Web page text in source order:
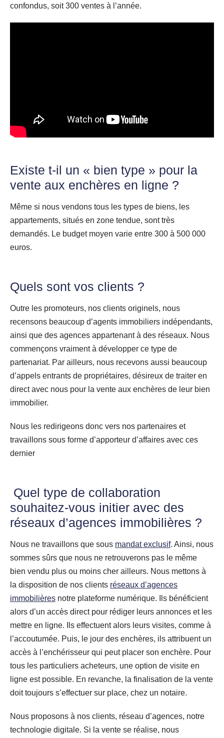
confondus, soit 300 ventes à l’année.
Existe t-il un « bien type » pour la
vente aux enchères en ligne ?
Même si nous vendons tous les types de biens, les
appartements, situés en zone tendue, sont très
demandés. Le budget moyen varie entre 300 à 500 000
euros.
Quels sont vos clients ?
Outre les promoteurs, nos clients originels, nous
recensons beaucoup d’agents immobiliers indépendants,
ainsi que des agences appartenant à des réseaux. Nous
commençons vraiment à développer ce type de
partenariat. Par ailleurs, nous recevons aussi beaucoup
d’appels entrants de propriétaires, désireux de traiter en
direct avec nous pour la vente aux enchères de leur bien
immobilier.
Nous les redirigeons donc vers nos partenaires et
travaillons sous forme d’apporteur d’affaires avec ces
dernier
Quel type de collaboration
souhaitez-vous initier avec des
réseaux d’agences immobilières ?
Nous ne travaillons que sous mandat exclusif. Ainsi, nous
sommes sûrs que nous ne retrouverons pas le même
bien vendu plus ou moins cher ailleurs. Nous mettons à
la disposition de nos clients réseaux d’agences
immobilières notre plateforme numérique. Ils bénéficient
alors d’un accès direct pour rédiger leurs annonces et les
mettre en ligne. Ils effectuent alors leurs visites, comme à
l’accoutumée. Puis, le jour des enchères, ils attribuent un
accès à l’enchérisseur qui peut placer son enchère. Pour
tous les particuliers acheteurs, une option de visite en
ligne est possible. En revanche, la finalisation de la vente
doit toujours s’effectuer sur place, chez un notaire.
Nous proposons à nos clients, réseau d’agences, notre
technologie digitale. Si la vente se réalise, nous